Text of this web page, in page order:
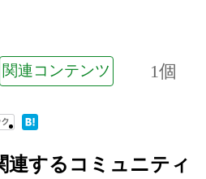
関連コンテンツ 1個
連するコミュニティ